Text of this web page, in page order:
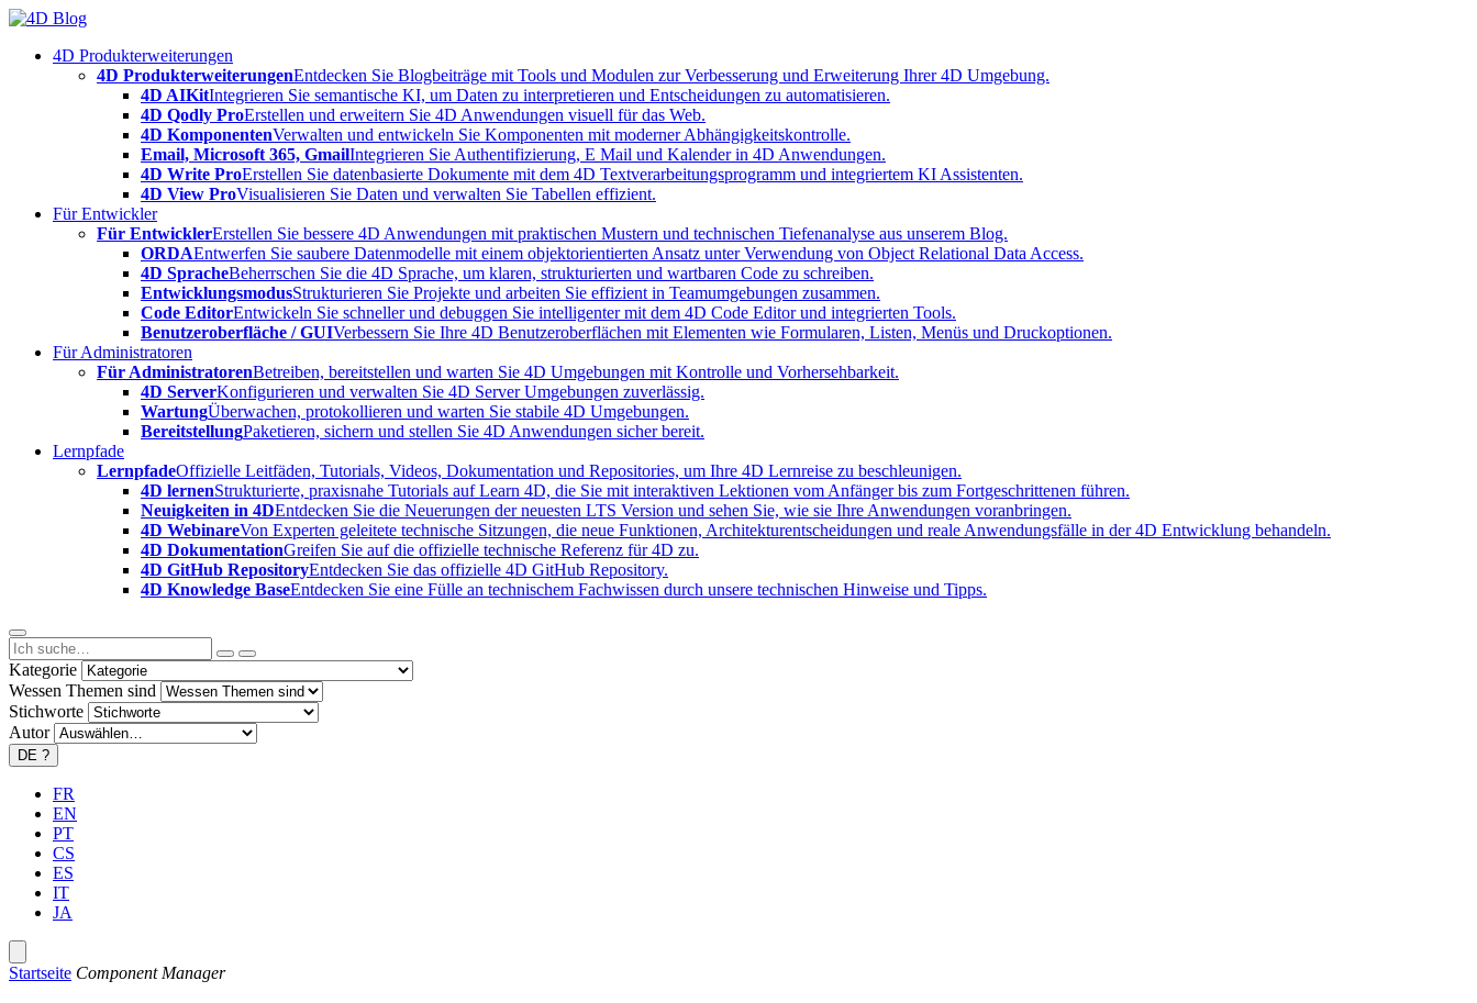
Skip
content4D Produkterweiterungen
4D ProdukterweiterungenEntdecken Sie Blogbeiträge mit Tools und Modulen zur Verbesserung und Erweiterung Ihrer 4D Umgebung.
4D AIKitIntegrieren Sie semantische KI, um Daten zu interpretieren und Entscheidungen zu automatisieren.
4D Qodly ProErstellen und erweitern Sie 4D Anwendungen visuell für das Web.
4D KomponentenVerwalten und entwickeln Sie Komponenten mit moderner Abhängigkeitskontrolle.
Email, Microsoft 365, GmailIntegrieren Sie Authentifizierung, E Mail und Kalender in 4D Anwendungen.
4D Write ProErstellen Sie datenbasierte Dokumente mit dem 4D Textverarbeitungsprogramm und integriertem KI Assistenten.
4D View ProVisualisieren Sie Daten und verwalten Sie Tabellen effizient.
Für Entwickler
Für EntwicklerErstellen Sie bessere 4D Anwendungen mit praktischen Mustern und technischen Tiefenanalyse aus unserem Blog.
ORDAEntwerfen Sie saubere Datenmodelle mit einem objektorientierten Ansatz unter Verwendung von Object Relational Data Access.
4D SpracheBeherrschen Sie die 4D Sprache, um klaren, strukturierten und wartbaren Code zu schreiben.
EntwicklungsmodusStrukturieren Sie Projekte und arbeiten Sie effizient in Teamumgebungen zusammen.
Code EditorEntwickeln Sie schneller und debuggen Sie intelligenter mit dem 4D Code Editor und integrierten Tools.
Benutzeroberfläche / GUIVerbessern Sie Ihre 4D Benutzeroberflächen mit Elementen wie Formularen, Listen, Menüs und Druckoptionen.
Für Administratoren
Für AdministratorenBetreiben, bereitstellen und warten Sie 4D Umgebungen mit Kontrolle und Vorhersehbarkeit.
4D ServerKonfigurieren und verwalten Sie 4D Server Umgebungen zuverlässig.
WartungÜberwachen, protokollieren und warten Sie stabile 4D Umgebungen.
BereitstellungPaketieren, sichern und stellen Sie 4D Anwendungen sicher bereit.
Lernpfade
LernpfadeOffizielle Leitfäden, Tutorials, Videos, Dokumentation und Repositories, um Ihre 4D Lernreise zu beschleunigen.
4D lernenStrukturierte, praxisnahe Tutorials auf Learn 4D, die Sie mit interaktiven Lektionen vom Anfänger bis zum Fortgeschrittenen führen.
Neuigkeiten in 4DEntdecken Sie die Neuerungen der neuesten LTS Version und sehen Sie, wie sie Ihre Anwendungen voranbringen.
4D WebinareVon Experten geleitete technische Sitzungen, die neue Funktionen, Architekturentscheidungen und reale Anwendungsfälle in der 4D Entwicklung behandeln.
4D DokumentationGreifen Sie auf die offizielle technische Referenz für 4D zu.
4D GitHub RepositoryEntdecken Sie das offizielle 4D GitHub Repository.
4D Knowledge BaseEntdecken Sie eine Fülle an technischem Fachwissen durch unsere technischen Hinweise und Tipps.
Kategorie
Wessen Themen sind
Stichworte
Autor
DE ?
FR
EN
PT
CS
ES
IT
JA
Startseite Component Manager